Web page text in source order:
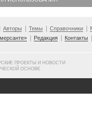
Авторы Темы Справочники
Редакция Контакты
ПРОЕКТЫ И НОВОСТИ
ОСНОВЕ